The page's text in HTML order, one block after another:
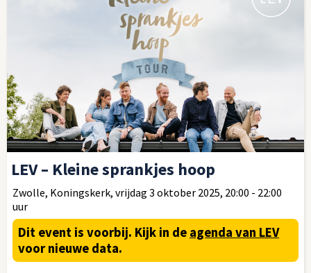
LEV – Kleine sprankjes hoop
Zwolle, Koningskerk, vrijdag 3 oktober 2025, 20:00 - 22:00
uur
Dit event is voorbij. Kijk in de agenda van LEV
voor nieuwe data.